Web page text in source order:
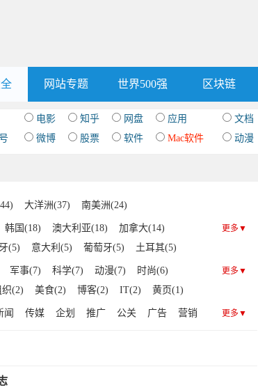
网站专题 世界500强 区块链
电影 知乎 网盘 应用 文档
微博 股票 软件 Mac软件 动漫
大洋洲(37) 南美洲(24)
韩国(18) 澳大利亚(18)
加拿大(14)
(5) 意大利(5) 葡萄牙(5)
土耳其(5)
智利(4) 比利时(4) 尼日利亚(4)
芬兰(4)
堡(3) 瑞士(3) 爱尔兰(3)
波兰(3)
喀里多尼亚(2) 科威特(2)
哥斯达黎加(2)
(1)
更多▼
军事(7) 科学(7) 动漫(7)
时尚(6)
织(2) 美食(2) 博客(2) IT(2)
黄页(1)
更多▼
闻 传媒 企划 推广 公关 广告
营销
更多▼